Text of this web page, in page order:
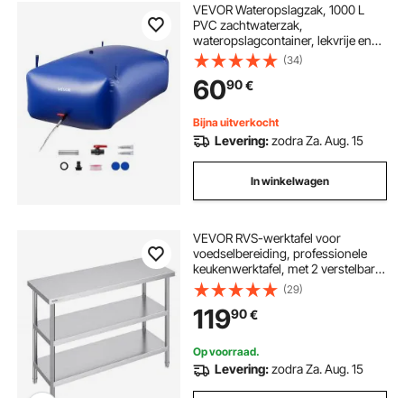
VEVOR Wateropslagzak, 1000 L
PVC zachtwaterzak,
wateropslagcontainer, lekvrije en
slijtvaste watertank voor
buitenbesproeiing van campers,
campings en noodgevallen
(34)
6090€
Bijna uitverkocht
Levering:zodra Za. Aug. 15
In winkelwagen
VEVOR RVS-werktafel voor
voedselbereiding, professionele
keukenwerktafel, met 2 verstelbare
onderste planken, 457 x 1219 x 864
mm voorbereidingstafel voor grill,
keuken, thuis
(29)
11990€
Op voorraad.
Levering:zodra Za. Aug. 15